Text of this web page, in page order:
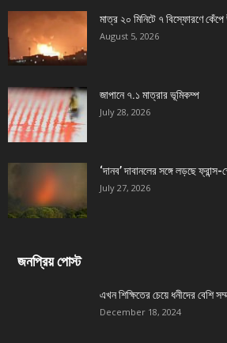
মাত্র ২০ মিনিটে ৭ বিস্ফোরণে
August 5, 2026
জাপানে ৭.১ মাত্রার ভূমিকম্প
July 28, 2026
‘দানব’ দাবানলের সঙ্গে লড়ছে ফ্রান্স-
July 27, 2026
জনপ্রিয় পোস্ট
এখন শিক্ষিতের চেয়ে ধনীদের বেশি
December 18, 2024